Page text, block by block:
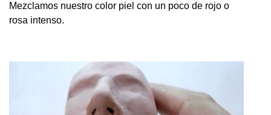
Mezclamos nuestro color piel con un poco de rojo o
rosa intenso.